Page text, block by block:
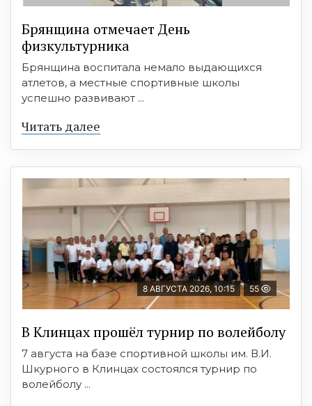
Брянщина отмечает День
физкультурника
Брянщина воспитала немало выдающихся
атлетов, а местные спортивные школы
успешно развивают ...
Читать далее
8 АВГУСТА 2026, 10:15 55
В Клинцах прошёл турнир по волейболу
7 августа на базе спортивной школы им. В.И.
Шкурного в Клинцах состоялся турнир по
волейболу ...